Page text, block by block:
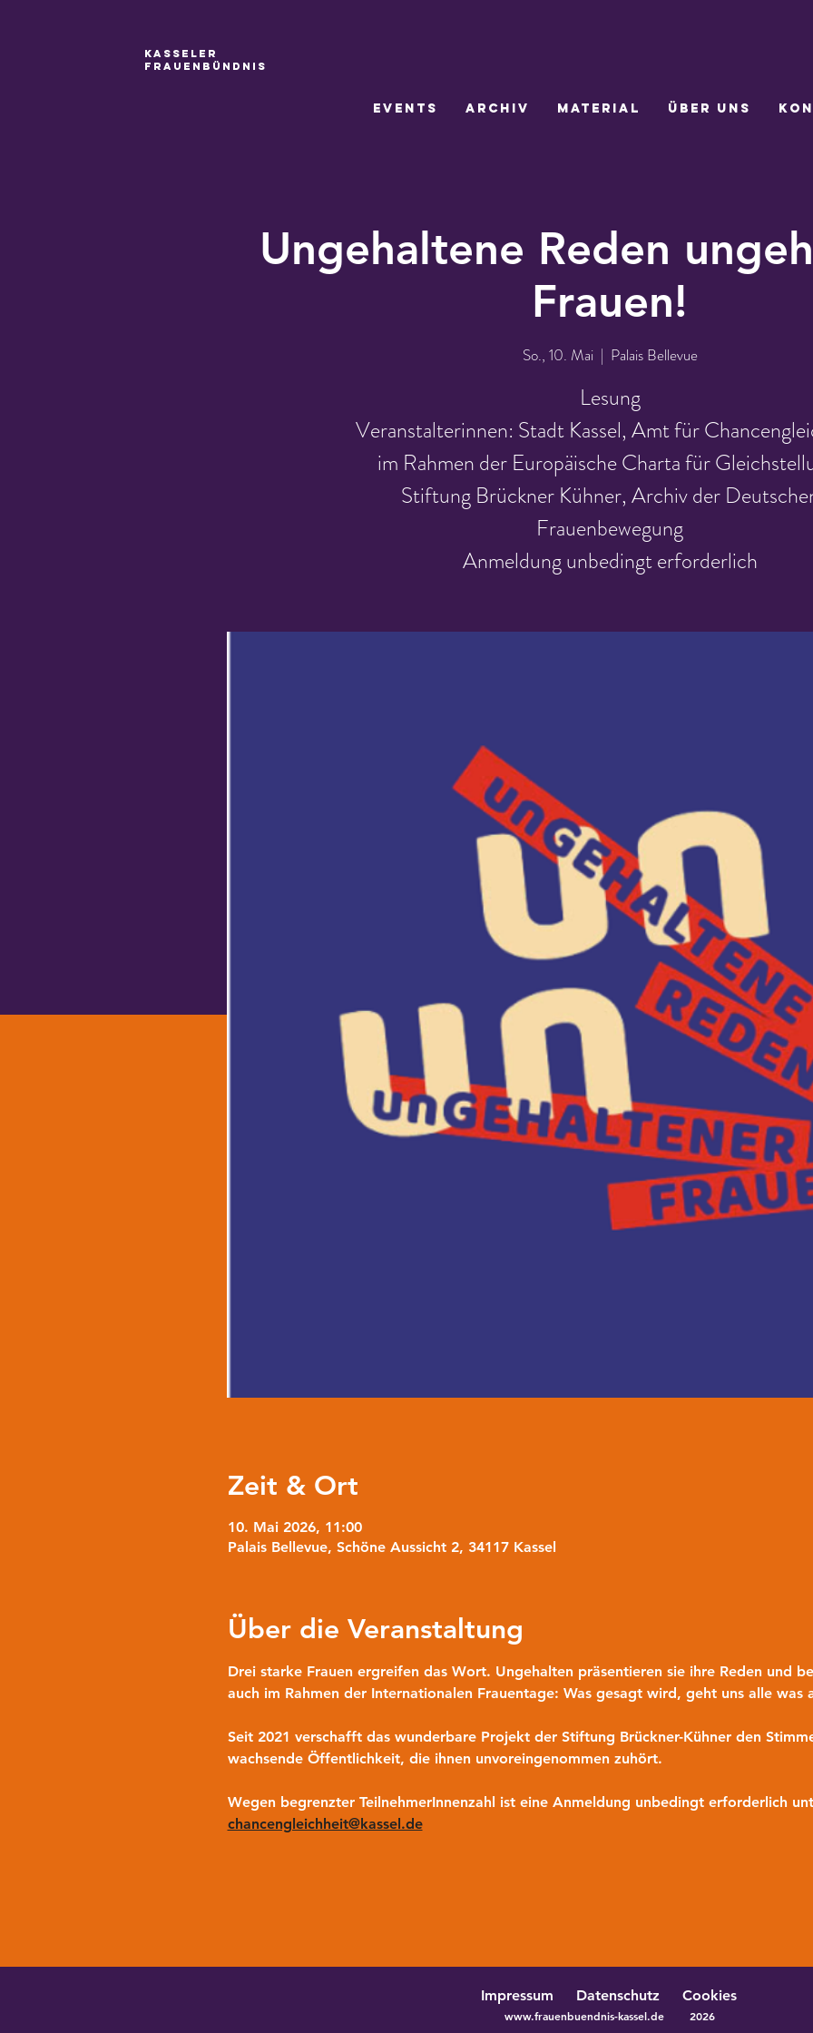
Kasseler
Frauenbündnis
Events Archiv Material Über uns
Ungehaltene Reden
Frauen!
So., 10. Mai
  |
Palais Bellevue
Lesung
Veranstalterinnen: Stadt Kassel, Amt für
im Rahmen der Europäische Charta für
Stiftung Brückner Kühner, Archiv der
Frauenbewegung
Anmeldung unbedingt erforderlich
Zeit & Ort
10. Mai 2026, 11:00
Palais Bellevue, Schöne Aussicht 2, 34117 Kassel
Über die Veranstaltung
Drei starke Frauen ergreifen das Wort. Ungehalten präsentieren sie ihre Reden und
auch im Rahmen der Internationalen Frauentage: Was gesagt wird, geht uns alle was
Seit 2021 verschafft das wunderbare Projekt der Stiftung Brückner-Kühner den
wachsende Öffentlichkeit, die ihnen unvoreingenommen zuhört.
Wegen begrenzter TeilnehmerInnenzahl ist eine Anmeldung unbedingt erforderlich
chancengleichheit@kassel.de
Impressum Datenschutz Cookies
www.frauenbuendnis-kassel.de2026